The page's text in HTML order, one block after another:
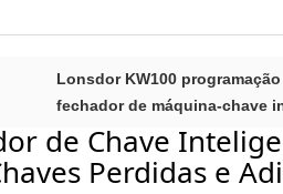
Lonsdor KW100
fechador de máquina-chave
de Chave
Perdidas e